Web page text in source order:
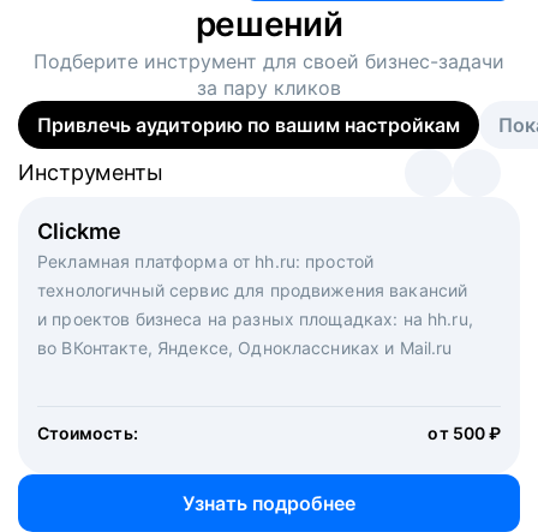
решений
Подберите инструмент для своей бизнес-задачи
за пару кликов
Привлечь аудиторию по вашим настройкам
Clickme
Рекламная платформа от hh.ru: простой
технологичный сервис для продвижения вакансий
и проектов бизнеса на разных площадках: на hh.ru,
во ВКонтакте, Яндексе, Одноклассниках и Mail.ru
Стоимость: от 500 ₽
Узнать подробнее
Инструменты
Вакансия дня
Рекламный формат для вакансий на главной странице
hh.ru. Увеличивает количество откликов
Инструменты
Массовый подбор под ключ. Решите, сколько
кандидатов и когда вам нужно, и за дело возьмутся
маркетологи, рекрутеры и проектные менеджеры
hh.ru с целым набором digital-инструментов
Инструменты